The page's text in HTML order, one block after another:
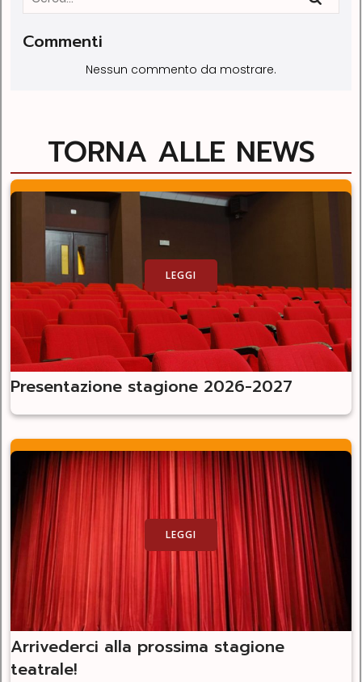
Commenti
Nessun commento da mostrare.
TORNA ALLE NEWS
LEGGI
Presentazione stagione 2026-2027
LEGGI
Arrivederci alla prossima stagione
teatrale!